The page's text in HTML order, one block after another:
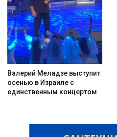
Валерий Меладзе выступит
осенью в Израиле с
единственным концертом